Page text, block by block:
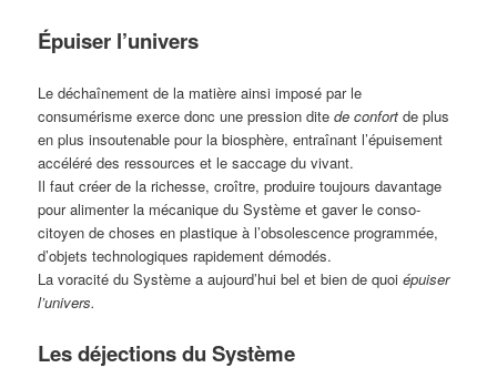
Épuiser l’univers
Le déchaînement de la matière ainsi imposé par le
consumérisme exerce donc une pression ditede confort de plus
en plus insoutenable pour la biosphère, entraînant l’épuisement
accéléré des ressources et le saccage du vivant.
Il faut créer de la richesse, croître, produire toujours davantage
pour alimenter la mécanique du Système et gaver le conso-
citoyen de choses en plastique à l’obsolescence programmée,
d’objets technologiques rapidement démodés.
La voracité du Système a aujourd’hui bel et bien de quoiépuiser
l’univers.
Les déjections du Système